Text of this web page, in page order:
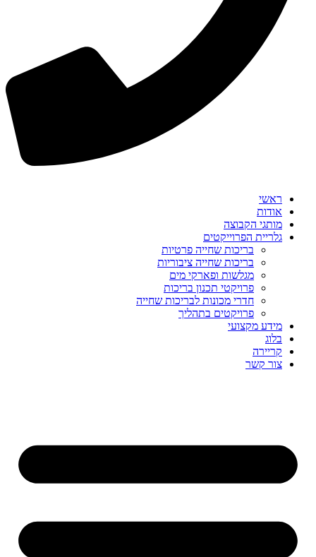
ראשי
אודות
מותגי הקבוצה
גלריית הפרוייקטים
בריכות שחייה פרטיות
בריכות שחייה ציבוריות
מגלשות ופארקי מים
פרויקטי תכנון בריכות
חדרי מכונות לבריכות שחייה
פרויקטים בתהליך
מידע מקצועי
בלוג
קריירה
צור קשר